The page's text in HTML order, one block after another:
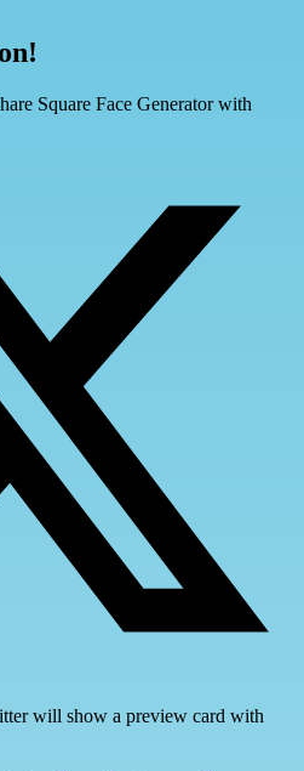
Square Face Generator with
will show a preview card with